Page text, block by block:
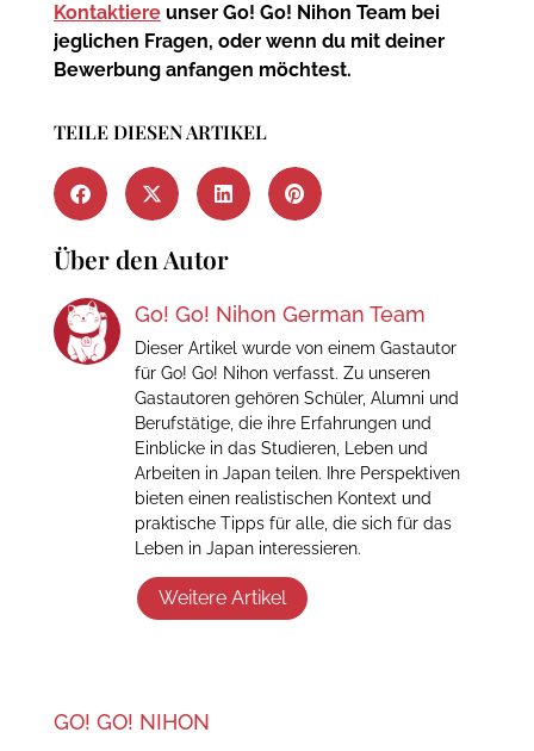
Kontaktiereunser Go! Go! Nihon Team bei
jeglichen Fragen, oder wenn du mit deiner
Bewerbung anfangen möchtest.
TEILE DIESEN ARTIKEL
Über den Autor
Go! Go! Nihon German Team
Dieser Artikel wurde von einem Gastautor
für Go! Go! Nihon verfasst. Zu unseren
Gastautoren gehören Schüler, Alumni und
Berufstätige, die ihre Erfahrungen und
Einblicke in das Studieren, Leben und
Arbeiten in Japan teilen. Ihre Perspektiven
bieten einen realistischen Kontext und
praktische Tipps für alle, die sich für das
Leben in Japan interessieren.
Weitere Artikel
GO! GO! NIHON